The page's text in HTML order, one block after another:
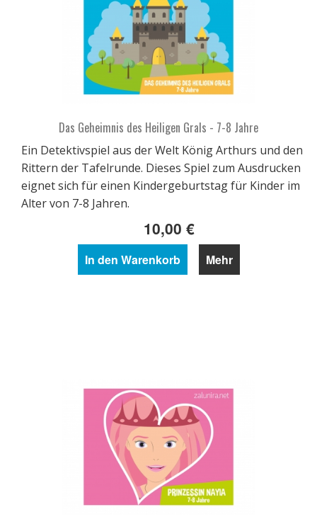
Das Geheimnis des Heiligen Grals - 7-8 Jahre
Ein Detektivspiel aus der Welt König Arthurs und den
Rittern der Tafelrunde. Dieses Spiel zum Ausdrucken
eignet sich für einen Kindergeburtstag für Kinder im
Alter von 7-8 Jahren.
10,00 €
In den Warenkorb Mehr